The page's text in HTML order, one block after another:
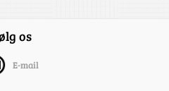
os
E-mail